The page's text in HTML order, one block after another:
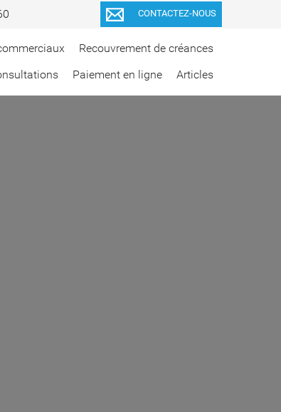
Recouvrement de créances
Paiement en ligne Articles
CONTACTEZ-NOUS